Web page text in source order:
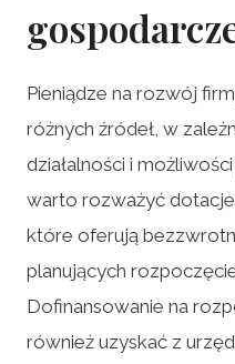
Pieniądze na rozwój
różnych źródeł, w
działalności i
warto rozważyć dotacje
które oferują
planujących
Dofinansowanie na
również uzyskać z